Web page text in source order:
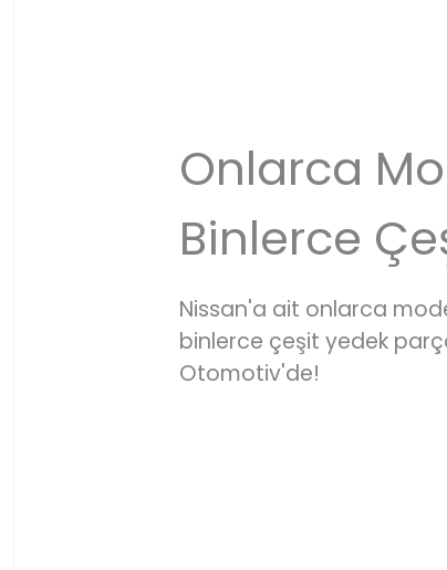
Onlarca
Binlerce
Nissan'a ait onlarca
binlerce çeşit yedek
Otomotiv'de!